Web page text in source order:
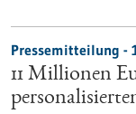
Pressemitteilung -
11 Millionen